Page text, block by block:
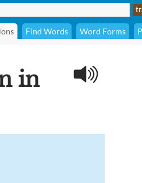
Find Words Word Forms
in